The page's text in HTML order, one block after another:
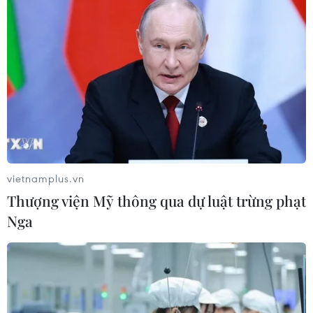
Giá khách sạn tại các địa điểm du
lịch hot dịp Giáng sinh và Tết Dương
lịch
18/12/2024 04:27
Bình Định: Quy Nhơn lần đầu tiên có
khách sạn đạt tiêu chuẩn 5 sao
12/12/2024 06:58
NovaWorld Phan Thiet: Điểm đến
hàng đầu của các nghệ sỹ, doanh
nhân đam mê Golf
vietnamplus.vn
Thượng viện Mỹ thông qua dự luật trừng phạt
Nga